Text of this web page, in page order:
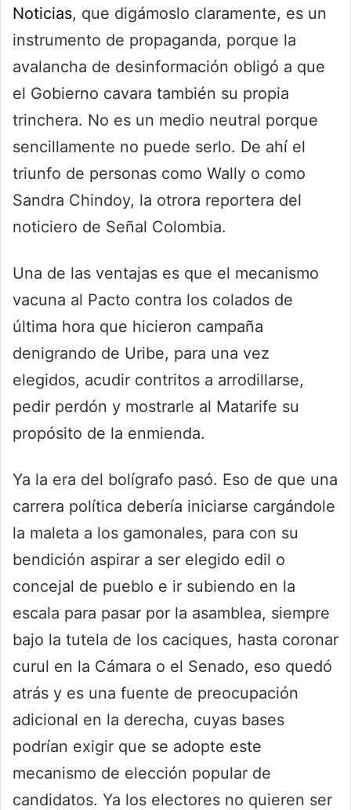
Noticias, que digámoslo claramente, es un
instrumento de propaganda, porque la
avalancha de desinformación obligó a que
el Gobierno cavara también su propia
trinchera. No es un medio neutral porque
sencillamente no puede serlo. De ahí el
triunfo de personas como Wally o como
Sandra Chindoy, la otrora reportera del
noticiero de Señal Colombia.
Una de las ventajas es que el mecanismo
vacuna al Pacto contra los colados de
última hora que hicieron campaña
denigrando de Uribe, para una vez
elegidos, acudir contritos a arrodillarse,
pedir perdón y mostrarle al Matarife su
propósito de la enmienda.
Ya la era del bolígrafo pasó. Eso de que una
carrera política debería iniciarse cargándole
la maleta a los gamonales, para con su
bendición aspirar a ser elegido edil o
concejal de pueblo e ir subiendo en la
escala para pasar por la asamblea, siempre
bajo la tutela de los caciques, hasta coronar
curul en la Cámara o el Senado, eso quedó
atrás y es una fuente de preocupación
adicional en la derecha, cuyas bases
podrían exigir que se adopte este
mecanismo de elección popular de
candidatos. Ya los electores no quieren ser